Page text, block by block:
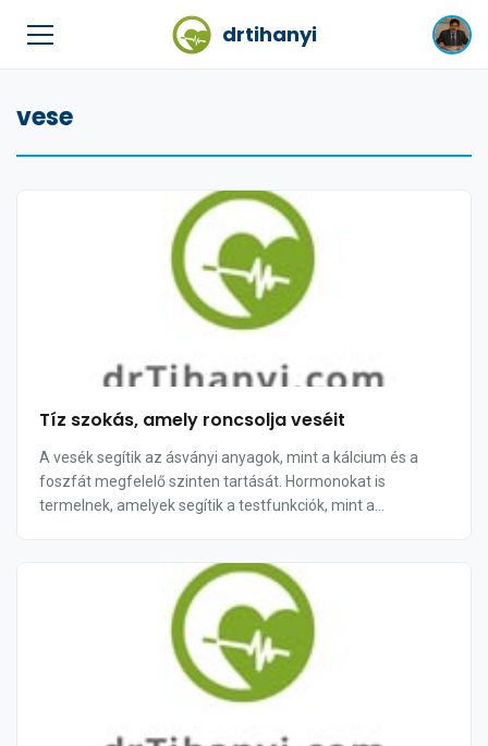
drtihanyi
vese
Tíz szokás, amely roncsolja veséit
A vesék segítik az ásványi anyagok, mint a kálcium és a
foszfát megfelelő szinten tartását. Hormonokat is
termelnek, amelyek segítik a testfunkciók, mint a